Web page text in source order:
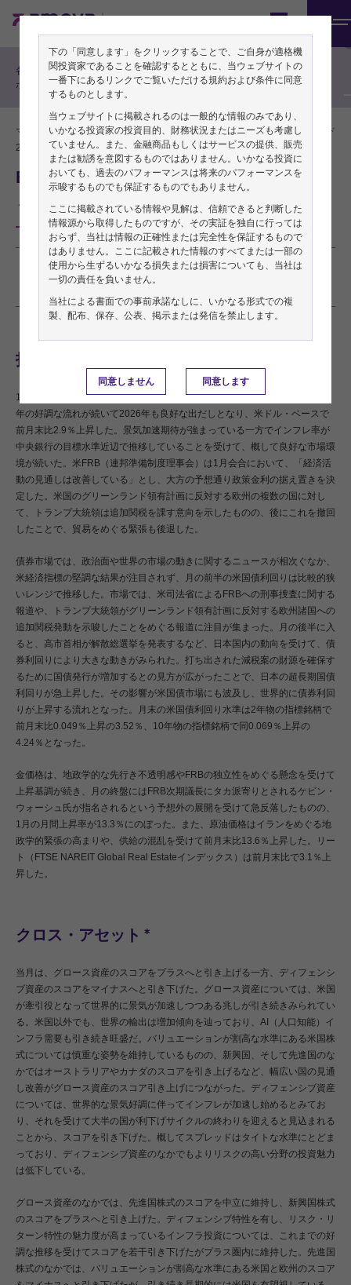
マルチアセット戦略、その他
各戦略チームによるリサーチレ
ポート
マルチアセット・チーム
2026年03月03日
PDFをダウンロード
Balancing Act 2026年2月
～リスク・オン姿勢が続く～
本稿は2026年2月27日発行の英語レポート「Balancing Act
」の日本語訳です。内
投資環境概観
1月のグローバル株式市場（MSCI All Country Worldインデックス）は、前
年の好調な流れが続いて2026年も良好な出だしとなり、米ドル・ベースで
前月末比2.9％上昇した。景気加速期待が強まっている一方でインフレ率が
中央銀行の目標水準近辺で推移していることを受けて、概して良好な市場環
境が続いた。米FRB（連邦準備制度理事会）は1月会合において、「経済活
動の見通しは改善している」とし、大方の予想通り政策金利の据え置きを決
定した。米国のグリーンランド領有計画に反対する欧州の複数の国に対し
て、トランプ大統領は追加関税を課す意向を示したものの、後にこれを撤回
したことで、貿易をめぐる緊張も後退した。
債券市場では、政治面や世界の市場の動きに関するニュースが相次ぐなか、
米経済指標の堅調な結果が注目されず、月の前半の米国債利回りは比較的狭
いレンジで推移した。市場では、米司法省によるFRBへの刑事捜査に関する
報道や、トランプ大統領がグリーンランド領有計画に反対する欧州諸国への
追加関税発動を示唆したことをめぐる報道に注目が集まった。月の後半に入
ると、高市首相が解散総選挙を発表するなど、日本国内の動向を受けて、債
券利回りにより大きな動きがみられた。打ち出された減税案の財源を確保す
るために国債発行が増加するとの見方が広がったことで、日本の超長期国債
利回りが急上昇した。その影響が米国債市場にも波及し、世界的に債券利回
りが上昇する流れとなった。月末の米国債利回り水準は2年物の指標銘柄で
前月末比0.049％上昇の3.52％、10年物の指標銘柄で同0.069％上昇の
4.24％となった。
金価格は、地政学的な先行き不透明感やFRBの独立性をめぐる懸念を受けて
上昇基調が続き、月の終盤にはFRB次期議長にタカ派寄りとされるケビン・
ウォーシュ氏が指名されるという予想外の展開を受けて急反落したものの、
1月の月間上昇率が13.3％にのぼった。また、原油価格はイランをめぐる地
政学的緊張の高まりや、供給の混乱を受けて前月末比13.6％上昇した。リー
ト（FTSE NAREIT Global Real Estateインデックス）は前月末比で3.1％上
昇した。
クロス・アセット ＊
当月は、グロース資産のスコアをプラスへと引き上げる一方、ディフェンシ
ブ資産のスコアをマイナスへと引き下げた。グロース資産については、米国
が牽引役となって世界的に景気が加速しつつある兆しが引き続きみられてい
る。米国以外でも、世界の輸出は増加傾向を辿っており、AI（人口知能）イ
ンフラ需要も引き続き旺盛だ。バリュエーションが割高な水準にある米国株
式については慎重な姿勢を維持しているものの、新興国、そして先進国のな
かではオーストラリアやカナダのスコアを引き上げるなど、幅広い国の見通
し改善がグロース資産のスコア引き上げにつながった。ディフェンシブ資産
については、世界的な景気好調に伴ってインフレが加速し始めるとみてお
り、それを受けて大半の国が利下げサイクルの終わりを迎えると見込まれる
ことから、スコアを引き下げた。概してスプレッドはタイトな水準にとどま
っており、ディフェンシブ資産のなかでもよりリスクの高い分野の投資魅力
は低下している。
グロース資産のなかでは、先進国株式のスコアを中立に維持し、新興国株式
のスコアをプラスへと引き上げた。ディフェンシブ特性を有し、リスク・リ
ターン特性の魅力度が高まっているインフラ投資については、これまでの好
調な推移を受けてスコアを若干引き下げたがプラス圏内に維持した。先進国
株式のなかでは、バリュエーションが割高な水準にある米国と欧州のスコア
下の「同意します」をクリックすることで、ご自身が適格機
関投資家であることを確認するとともに、当ウェブサイトの
一番下にあるリンクでご覧いただける規約および条件に同意
するものとします。
当ウェブサイトに掲載されるのは一般的な情報のみであり、
いかなる投資家の投資目的、財務状況またはニーズも考慮し
ていません。また、金融商品もしくはサービスの提供、販売
または勧誘を意図するものではありません。いかなる投資に
おいても、過去のパフォーマンスは将来のパフォーマンスを
示唆するものでも保証するものでもありません。
ここに掲載されている情報や見解は、信頼できると判断した
情報源から取得したものですが、その実証を独自に行っては
おらず、当社は情報の正確性または完全性を保証するもので
はありません。ここに記載された情報のすべてまたは一部の
使用から生ずるいかなる損失または損害についても、当社は
一切の責任を負いません。
当社による書面での事前承諾なしに、いかなる形式での複
製、配布、保存、公表、掲示または発信を禁止します。
同意しません 同意します